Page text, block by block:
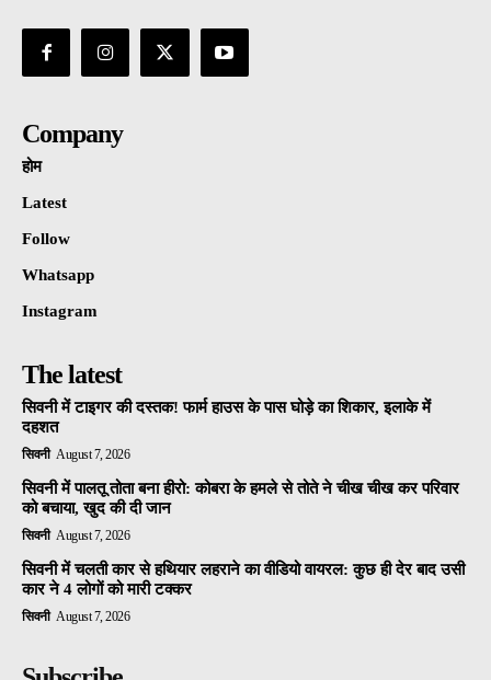
Company
होम
Latest
Follow
Whatsapp
Instagram
The latest
सिवनी में टाइगर की दस्तक! फार्म हाउस के पास घोड़े का शिकार, इलाके में
दहशत
सिवनी August 7, 2026
सिवनी में पालतू तोता बना हीरो: कोबरा के हमले से तोते ने चीख चीख कर परिवार
को बचाया, खुद की दी जान
सिवनी August 7, 2026
सिवनी में चलती कार से हथियार लहराने का वीडियो वायरल: कुछ ही देर बाद उसी
कार ने 4 लोगों को मारी टक्कर
सिवनी August 7, 2026